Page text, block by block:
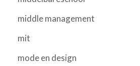
middle management
mit
mode en design